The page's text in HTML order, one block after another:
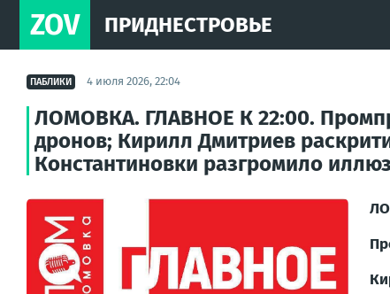
ZOV ПРИДНЕСТРОВЬЕ
ПАБЛИКИ 4 июля 2026, 22:04
ЛОМОВКА. ГЛАВНОЕ К 22:00.
дронов; Кирилл Дмитриев
Константиновки разгромило